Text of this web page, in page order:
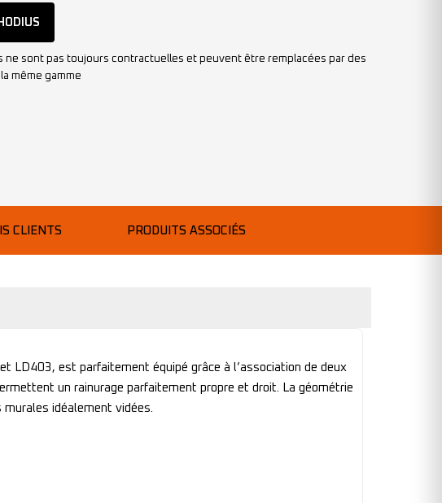
ne sont pas toujours contractuelles et peuvent être remplacées par des
même gamme
CLIENTS PRODUITS ASSOCIÉS
LD403, est parfaitement équipé grâce à l’association de deux
un rainurage parfaitement propre et droit. La géométrie
idéalement vidées.